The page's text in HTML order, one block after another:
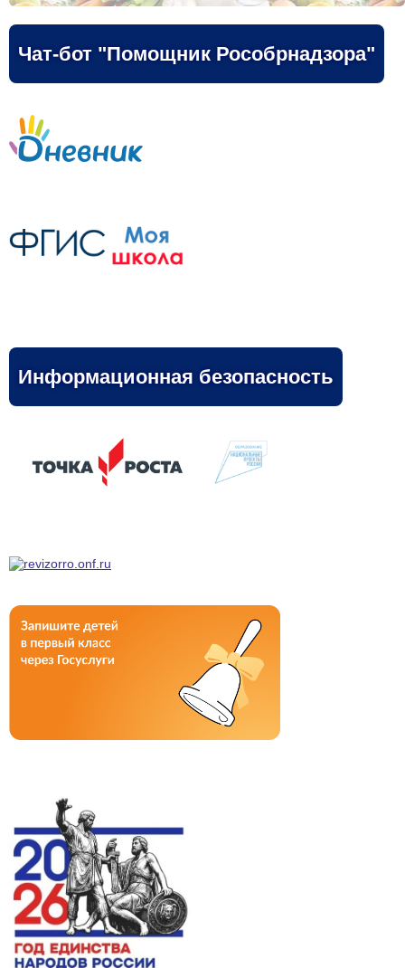
Чат-бот "Помощник Рособрнадзора"
Информационная безопасность